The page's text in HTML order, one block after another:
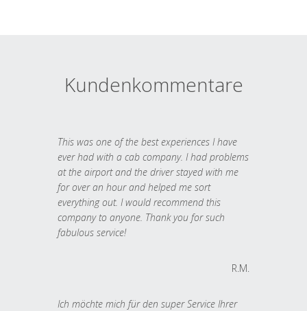
Kundenkommentare
This was one of the best experiences I have
ever had with a cab company. I had problems
at the airport and the driver stayed with me
for over an hour and helped me sort
everything out. I would recommend this
company to anyone. Thank you for such
fabulous service!
R.M.
Ich möchte mich für den super Service Ihrer